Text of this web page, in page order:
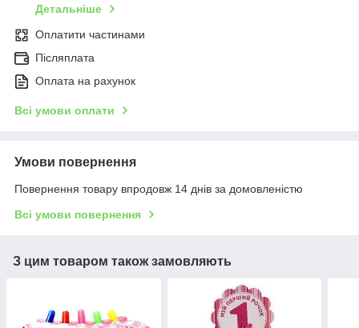
Детальніше
Оплатити частинами
Післяплата
Оплата на рахунок
Всі умови оплати
Умови повернення
Повернення товару впродовж 14 днів за домовленістю
Всі умови повернення
З цим товаром також замовляють